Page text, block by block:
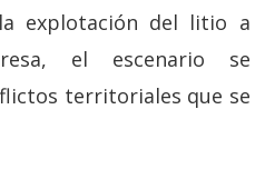
explotación del litio a
el escenario se
territoriales que se